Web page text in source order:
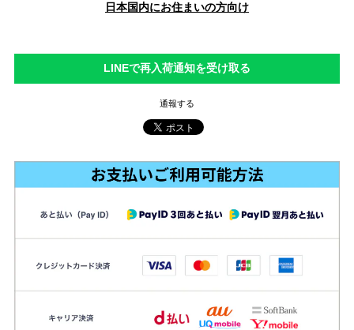
日本国内にお住まいの方向け
LINEで再入荷通知を受け取る
通報する